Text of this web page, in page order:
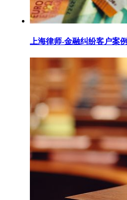
上海律师-金融纠纷客户案例